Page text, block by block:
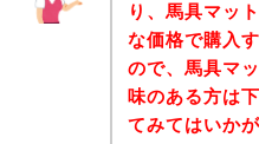
り、馬具マッ
な価格で購入
ので、馬具マ
味のある方は
てみてはいか